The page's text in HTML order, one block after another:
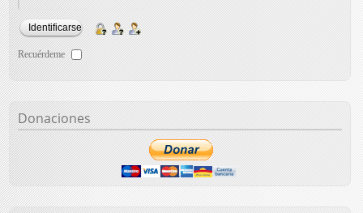
Recuérdeme
Donaciones